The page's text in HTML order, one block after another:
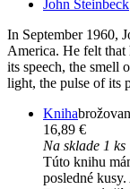
John Steinbeck
In September 1960,
America. He felt
its speech, the smell
light, the pulse of its
Kniha
16,89 €
Na sklade 1 ks
Túto knihu
posledné